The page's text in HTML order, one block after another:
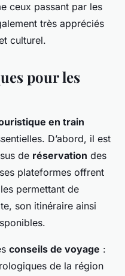
ceux passant par les
très appréciés
culturel.
pour les
en train
D’abord, il est
de réservation des
plateformes offrent
permettant de
son itinéraire ainsi
conseils de voyage :
de la région